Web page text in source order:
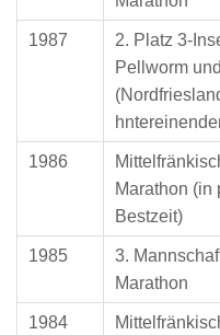
1987
2. Platz 3-
Pellworm
1986
Marathon (in
Bestzeit)
1985
3.
Marathon
1984